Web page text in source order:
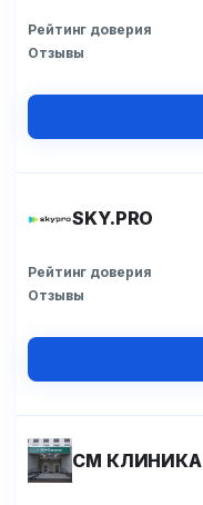
Рейтинг доверия
Отзывы
SKY.PRO
Рейтинг доверия
Отзывы
СМ КЛИНИКА